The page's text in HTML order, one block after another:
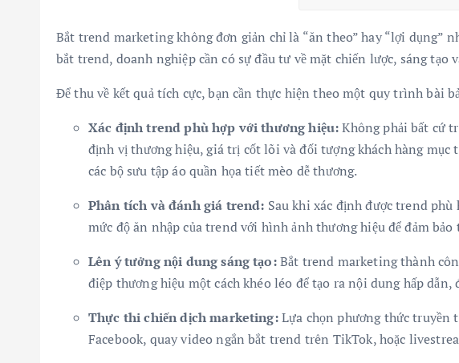
Bắt trend marketing không đơn giản chỉ là “ăn theo” hay “lợi dụng”
bắt trend, doanh nghiệp cần có sự đầu tư về mặt chiến lược, sáng tạo
Để thu về kết quả tích cực, bạn cần thực hiện theo một quy trình bài
Xác định trend phù hợp với thương hiệu:Không phải bất cứ
định vị thương hiệu, giá trị cốt lõi và đối tượng khách hàng
các bộ sưu tập áo quần họa tiết mèo dễ thương.
Phân tích và đánh giá trend: Sau khi xác định được trend
mức độ ăn nhập của trend với hình ảnh thương hiệu để đảm
Lên ý tưởng nội dung sáng tạo:Bắt trend marketing thành
điệp thương hiệu một cách khéo léo để tạo ra nội dung hấp dẫn,
Thực thi chiến dịch marketing:Lựa chọn phương thức truyền
Facebook, quay video ngắn bắt trend trên TikTok, hoặc